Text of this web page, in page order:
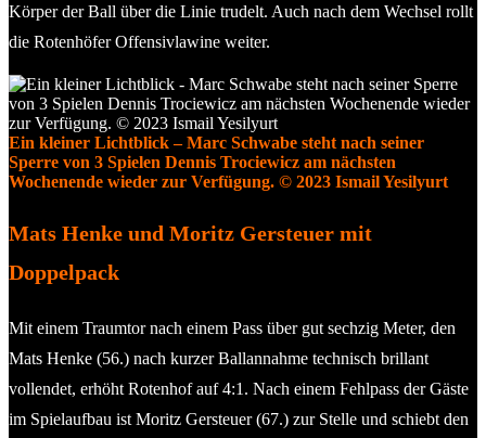
Körper der Ball über die Linie trudelt. Auch nach dem Wechsel rollt
die Rotenhöfer Offensivlawine weiter.
Ein kleiner Lichtblick – Marc Schwabe steht nach seiner
Sperre von 3 Spielen Dennis Trociewicz am nächsten
Wochenende wieder zur Verfügung. © 2023 Ismail Yesilyurt
Mats Henke und Moritz Gersteuer mit
Doppelpack
Mit einem Traumtor nach einem Pass über gut sechzig Meter, den
Mats Henke (56.) nach kurzer Ballannahme technisch brillant
vollendet, erhöht Rotenhof auf 4:1. Nach einem Fehlpass der Gäste
im Spielaufbau ist Moritz Gersteuer (67.) zur Stelle und schiebt den